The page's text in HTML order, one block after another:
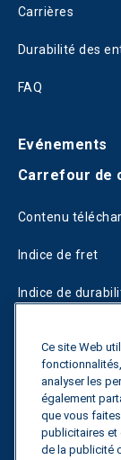
Carrières
Durabilité des
FAQ
Evénements
Carrefour de
Contenu
Indice de fret
Indice de
Guides
Fuel Savings
Calculateur
Ce site Web
analyser les
également
que vous
publicitaires et
de la publicité